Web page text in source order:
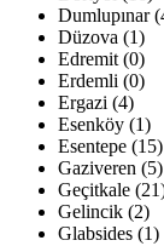
Dumlupınar
Düzova (1)
Edremit (0)
Erdemli (0)
Ergazi (4)
Esenköy (1)
Esentepe (15)
Gaziveren (5)
Geçitkale
Gelincik (2)
Glabsides (1)